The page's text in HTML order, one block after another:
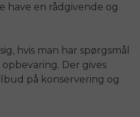
have en rådgivende og
hvis man har spørgsmål
Der gives
på konservering og